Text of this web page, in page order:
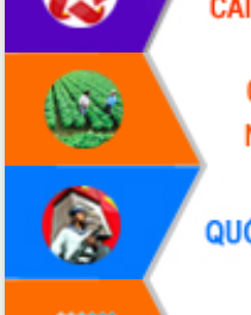
Họp báo thông tin về Hội nghị Công bố
Quy hoạch và Xúc tiến đầu tư tỉnh Đắk
Lắk
Khơi thông điểm nghẽn, đẩy nhanh
giải ngân vốn khắc phục thiên tai
HĐND tỉnh thông qua điều chỉnh Quy
hoạch tỉnh thời kỳ 2021-2030
Hội thảo góp ý hồ sơ điều chỉnh quy
hoạch tỉnh Đắk Lắk thời kỳ 2021-2030,
tầm nhìn đến năm 2050
Nâng cao hiệu quả hoạt động của các
doanh nghiệp nhà nước